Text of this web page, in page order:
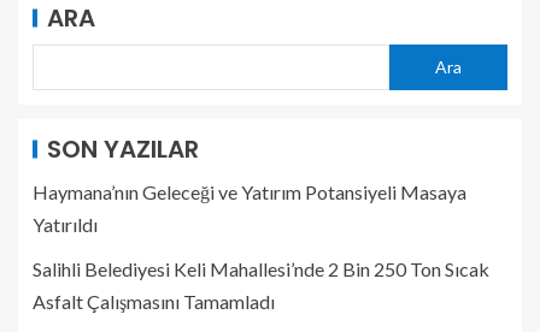
ARA
Ara
SON YAZILAR
Haymana’nın Geleceği ve Yatırım Potansiyeli Masaya
Yatırıldı
Salihli Belediyesi Keli Mahallesi’nde 2 Bin 250 Ton Sıcak
Asfalt Çalışmasını Tamamladı